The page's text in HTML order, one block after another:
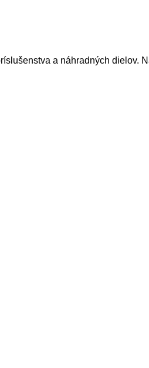
a náhradných dielov.